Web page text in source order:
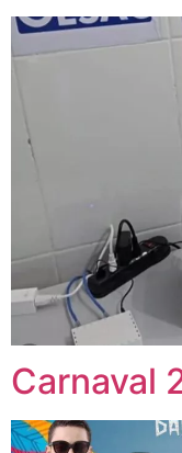
Carnaval